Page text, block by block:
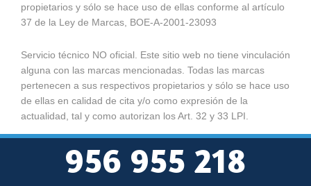
propietarios y sólo se hace uso de ellas conforme al artículo
37 de la Ley de Marcas, BOE-A-2001-23093
Servicio técnico NO oficial. Este sitio web no tiene vinculación
alguna con las marcas mencionadas. Todas las marcas
pertenecen a sus respectivos propietarios y sólo se hace uso
de ellas en calidad de cita y/o como expresión de la
actualidad, tal y como autorizan los Art. 32 y 33 LPI.
956 955 218